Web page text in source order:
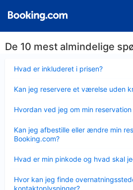
De 10 mest almindelige
Hvad er inkluderet i prisen?
Kan jeg reservere et værelse uden
Hvordan ved jeg om min
Kan jeg afbestille eller ændre min
Booking.com?
Hvad er min pinkode og hvad skal
Hvor kan jeg finde
kontaktoplysninger?